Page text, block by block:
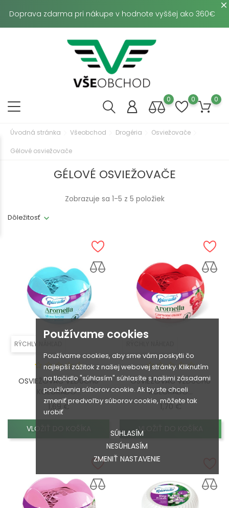
Používame cookies
Používame cookies, aby sme vám poskytli čo
najlepší zážitok z našej webovej stránky. Kliknutím
na tlačidlo "súhlasím" súhlasíte s našimi zásadami
používania súborov cookie. Ak by ste chceli
zmeniť predvoľby súborov cookie, môžete tak
urobiť
SÚHLASÍM
NESÚHLASÍM
ZMENIŤ NASTAVENIE
Doprava zdarma pri nákupe v hodnote vyššej ako 360€
0 0 0
Úvodná stránka Všeobchod Drogéria Osviežovače
Gélové osviežovače
GÉLOVÉ OSVIEŽOVAČE
Dôležitosť
Zobrazuje sa 1-5 z 5 položiek
RÝCHLY NÁHĽAD
OSVIEŽOVAČ VZDUCHU
KOLORADO...
1,69 €Cena
VLOŽIŤ DO KOŠÍKA
OSVIEŽOVAČ VZDUCHU
KOLORADO...
1,70 €Cena
VLOŽIŤ DO KOŠÍKA